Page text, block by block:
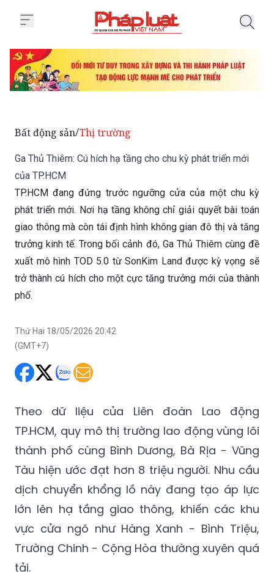
Bất động sản/Thị trường
Ga Thủ Thiêm: Cú hích hạ tầng cho chu kỳ phát triển mới
của TP.HCM
TP.HCM đang đứng trước ngưỡng cửa của một chu kỳ
phát triển mới. Nơi hạ tầng không chỉ giải quyết bài toán
giao thông mà còn tái định hình không gian đô thị và tăng
trưởng kinh tế. Trong bối cảnh đó, Ga Thủ Thiêm cùng đề
xuất mô hình TOD 5.0 từ SonKim Land được kỳ vọng sẽ
trở thành cú hích cho một cực tăng trưởng mới của thành
phố.
Thứ Hai 18/05/2026 20:42
(GMT+7)
Theo dữ liệu của Liên đoàn Lao động
TP.HCM, quy mô thị trường lao động vùng lõi
thành phố cùng Bình Dương, Bà Rịa - Vũng
Tàu hiện ước đạt hơn 8 triệu người. Nhu cầu
dịch chuyển khổng lồ này đang tạo áp lực
lớn lên hạ tầng giao thông, khiến các khu
vực cửa ngõ như Hàng Xanh - Bình Triệu,
Trường Chinh - Cộng Hòa thường xuyên quá
tải.